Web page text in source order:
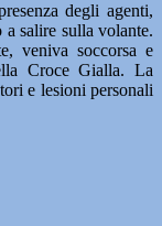
degli agenti,
a salire sulla volante.
veniva soccorsa e
Croce Gialla. La
e lesioni personali